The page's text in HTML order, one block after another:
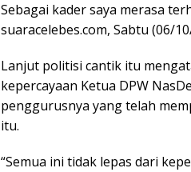
Sebagai kader saya merasa
suaracelebes.com, Sabtu (06/
Lanjut politisi cantik itu
kepercayaan Ketua DPW
penggurusnya yang telah
itu.
“Semua ini tidak lepas dari